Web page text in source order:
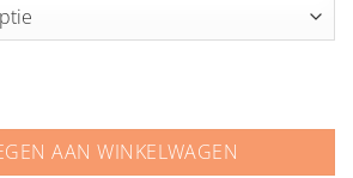
galajurk 27127 aantal
AAN WINKELWAGEN